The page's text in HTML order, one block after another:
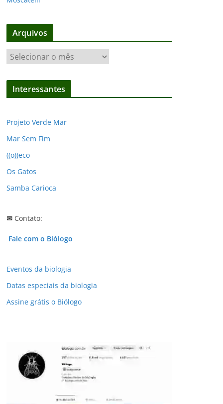
Arquivos
r
q
s
Interessantes
Projeto Verde Mar
Mar Sem Fim
((o))eco
Os Gatos
Samba Carioca
✉ Contato:
Fale com o Biólogo
Eventos da biologia
Datas especiais da biologia
Assine grátis o Biólogo